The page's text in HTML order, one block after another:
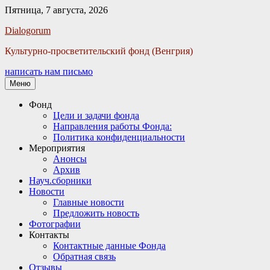
Пятница, 7 августа, 2026
Dialogorum
Культурно-просветительский фонд (Венгрия)
написать нам письмо
Меню
Основное
Фонд
Цели и задачи фонда
Направления работы Фонда:
Политика конфиденциальности
Мероприятия
Анонсы
Архив
Науч.сборники
Новости
Главные новости
Предложить новость
Фотографии
Контакты
Контактные данные Фонда
Обратная связь
Отзывы